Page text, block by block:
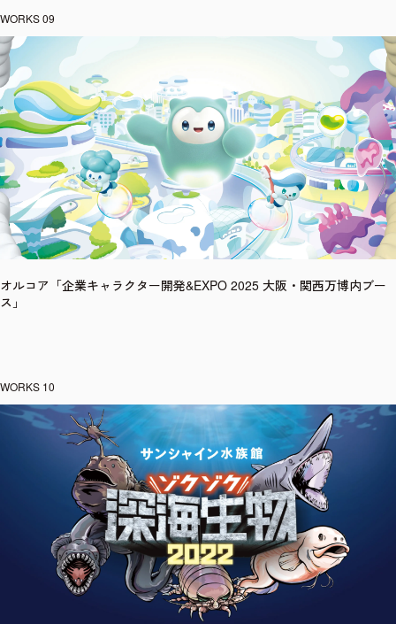
オルコア「企業キャラクター開発&EXPO 2025 大阪・関西万博内ブー
ス」